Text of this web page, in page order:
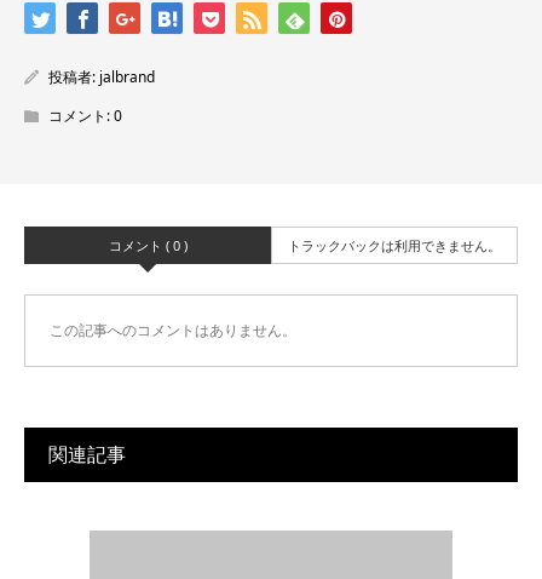
投稿者: jalbrand
コメント:0
コメント ( 0 ) トラックバックは利用できません。
この記事へのコメントはありません。
関連記事